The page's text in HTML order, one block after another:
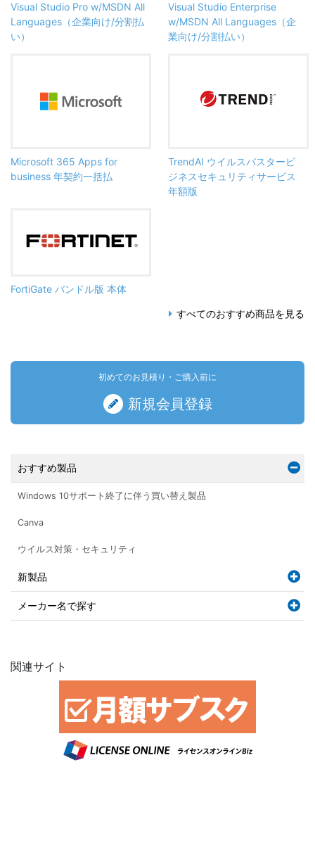
Visual Studio Pro w/MSDN All
Languages（企業向け/分割払
い）
Visual Studio Enterprise
w/MSDN All Languages（企
業向け/分割払い）
Microsoft 365 Apps for
business 年契約一括払
TrendAI ウイルスバスタービ
ジネスセキュリティサービス
年額版
FortiGate バンドル版 本体
すべてのおすすめ商品を見る
初めてのお見積り・ご購入前に
新規会員登録
おすすめ製品
Windows 10サポート終了に伴う買い替え製品
Canva
ウイルス対策・セキュリティ
新製品
メーカー名で探す
関連サイト